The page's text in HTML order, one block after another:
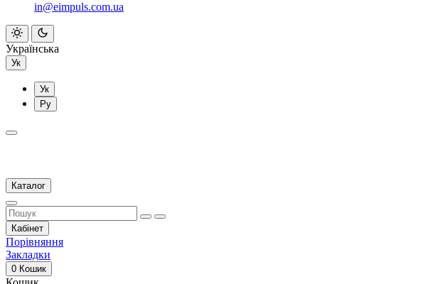
in@eimpuls.com.ua
Українська
Ук
Ук
Ру
Каталог
Кабінет
Порівняння
Закладки
0 Кошик